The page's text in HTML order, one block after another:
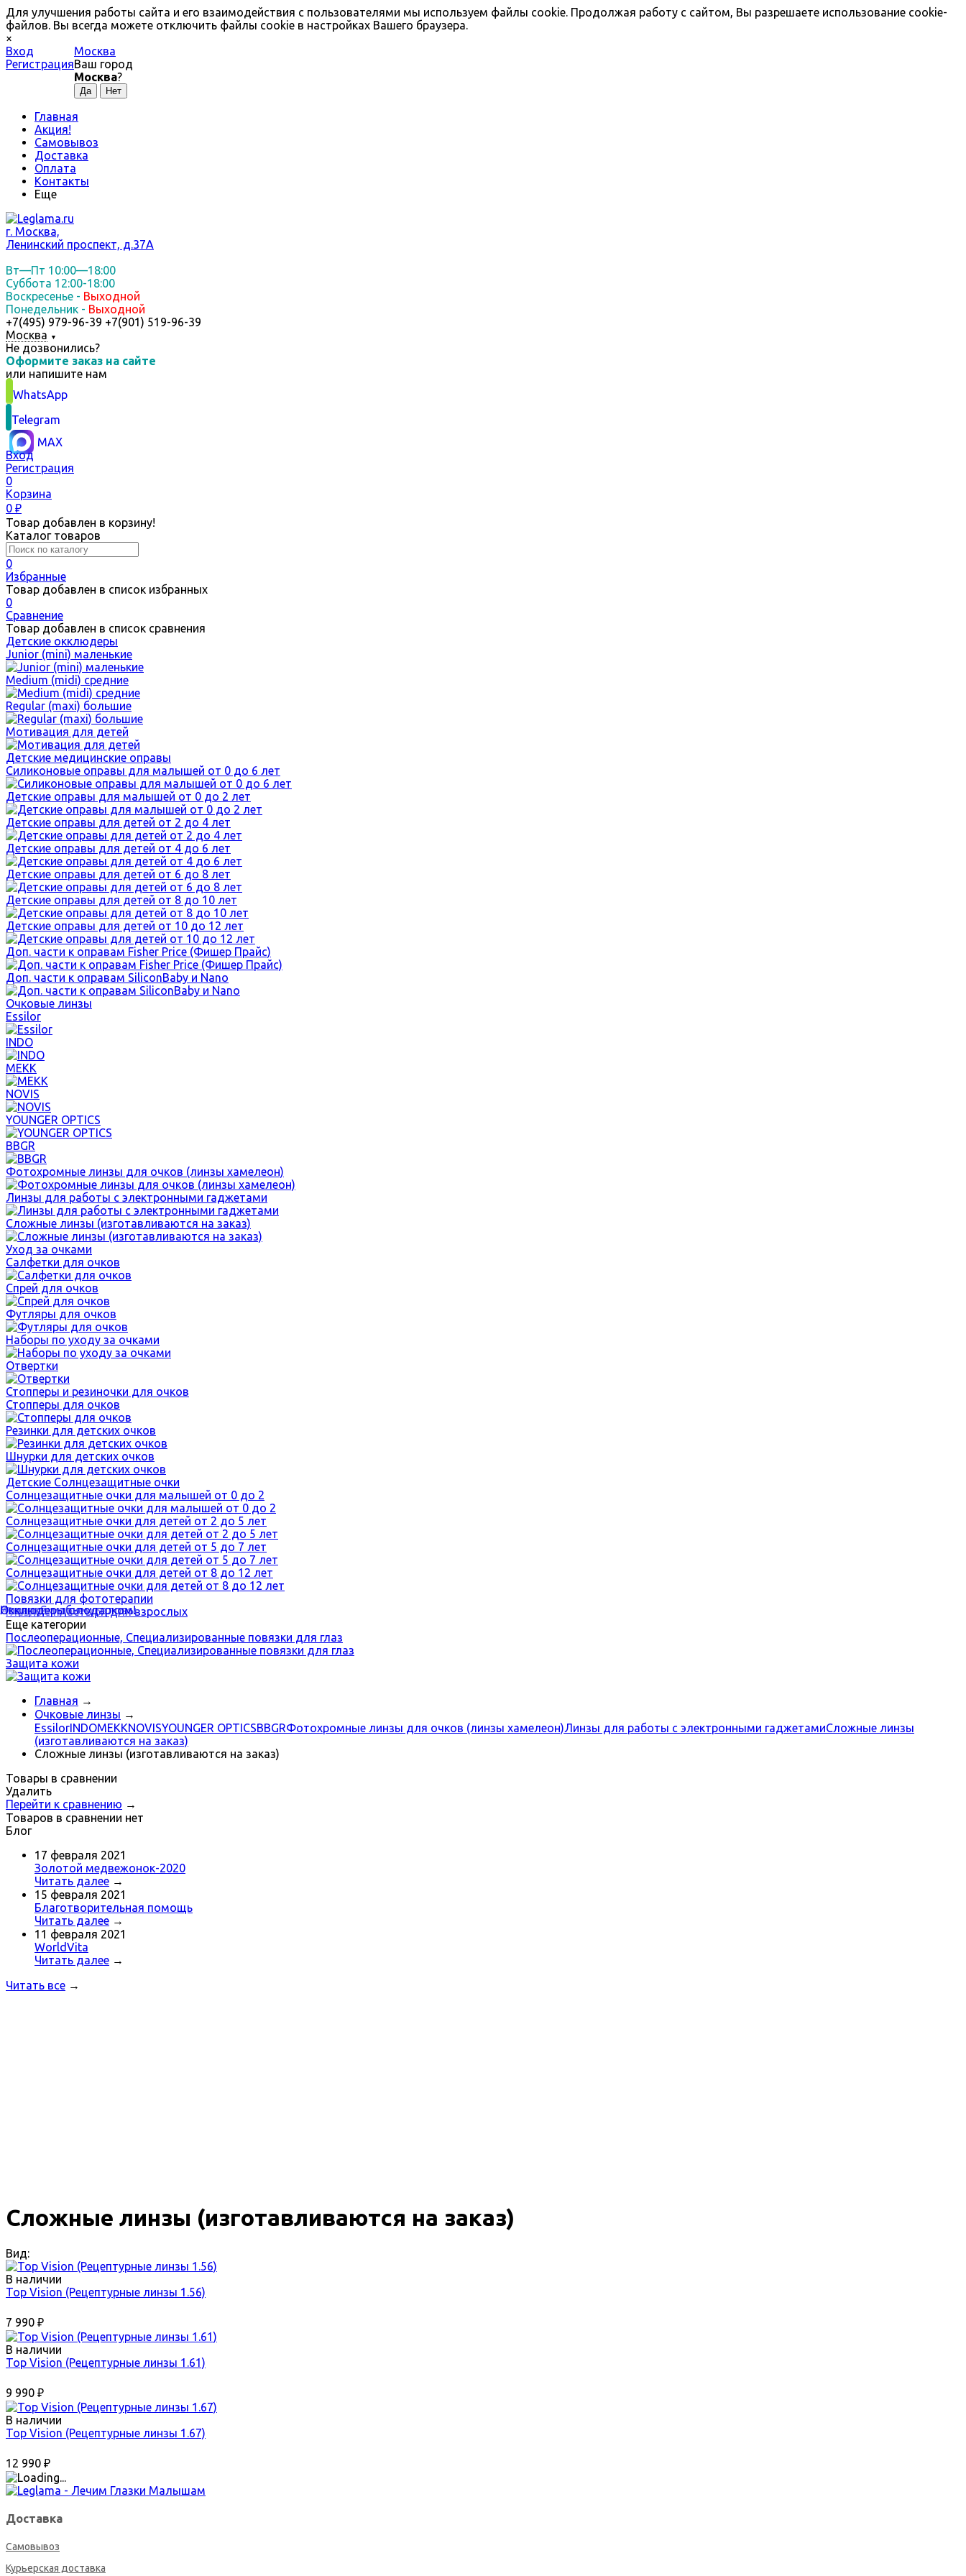
Для улучшения работы сайта и его взаимодействия с пользователями мы используем файлы cookie. Продолжая работу с сайтом, Вы разрешаете использование cookie-
файлов. Вы всегда можете отключить файлы cookie в настройках Вашего браузера.
×
Вход
Регистрация
Москва
Ваш город
Москва?
Главная
Акция!
Самовывоз
Доставка
Оплата
Контакты
Еще
г. Москва,
Ленинский проспект, д.37А
Вт—Пт 10:00—18:00
Суббота 12:00-18:00
Воскресенье - Выходной
Понедельник - Выходной
+7(495) 979-96-39 +7(901) 519-96-39
Москва
▼
Не дозвонились?
Оформите заказ на сайте
или напишите нам
WhatsApp
Telegram
MAX
Вход
Регистрация
0
Корзина
0 ₽
Товар добавлен в корзину!
Каталог товаров
0
Избранные
Товар добавлен в список избранных
0
Сравнение
Товар добавлен в список сравнения
Детские окклюдеры
Junior (mini) маленькие
Medium (midi) средние
Regular (maxi) большие
Мотивация для детей
Детские медицинские оправы
Силиконовые оправы для малышей от 0 до 6 лет
Детские оправы для малышей от 0 до 2 лет
Детские оправы для детей от 2 до 4 лет
Детские оправы для детей от 4 до 6 лет
Детские оправы для детей от 6 до 8 лет
Детские оправы для детей от 8 до 10 лет
Детские оправы для детей от 10 до 12 лет
Доп. части к оправам Fisher Price (Фишер Прайс)
Доп. части к оправам SiliconBaby и Nano
Очковые линзы
Essilor
INDO
MEKK
NOVIS
YOUNGER OPTICS
BBGR
Фотохромные линзы для очков (линзы хамелеон)
Линзы для работы с электронными гаджетами
Сложные линзы (изготавливаются на заказ)
Уход за очками
Салфетки для очков
Спрей для очков
Футляры для очков
Наборы по уходу за очками
Отвертки
Стопперы и резиночки для очков
Стопперы для очков
Резинки для детских очков
Шнурки для детских очков
Детские Солнцезащитные очки
Солнцезащитные очки для малышей от 0 до 2
Солнцезащитные очки для детей от 2 до 5 лет
Солнцезащитные очки для детей от 5 до 7 лет
Солнцезащитные очки для детей от 8 до 12 лет
Повязки для фототерапии
Глазные пластыри для взрослых
Еще категории
Послеоперационные, Специализированные повязки для глаз
Защита кожи
Главная →
Очковые линзы →
EssilorINDOMEKKNOVISYOUNGER OPTICSBBGRФотохромные линзы для очков (линзы хамелеон)Линзы для работы с электронными гаджетамиСложные линзы
(изготавливаются на заказ)
Сложные линзы (изготавливаются на заказ)
Товары в сравнении
Удалить
Перейти к сравнению →
Товаров в сравнении нет
Блог
17 февраля 2021
Золотой медвежонок-2020
Читать далее →
15 февраля 2021
Благотворительная помощь
Читать далее →
11 февраля 2021
WorldVita
Читать далее →
Читать все →
Акции, Скидки
Измеряем объем головы
Новинки
Окклюдеры с подарком!
Сложные линзы (изготавливаются на заказ)
Вид:
В наличии
Top Vision (Рецептурные линзы 1.56)
7 990 ₽
В наличии
Top Vision (Рецептурные линзы 1.61)
9 990 ₽
В наличии
Top Vision (Рецептурные линзы 1.67)
12 990 ₽
Доставка
Самовывоз
Курьерская доставка